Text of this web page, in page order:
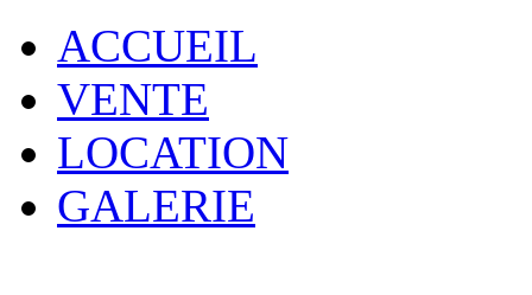
ACCUEIL
VENTE
LOCATION
GALERIE